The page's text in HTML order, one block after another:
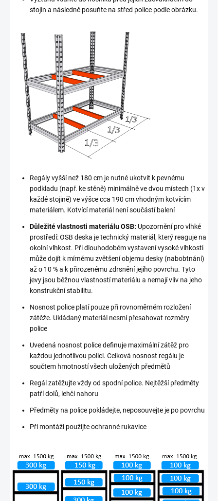
stojin a následně posuňte na střed police podle obrázku.
Regály vyšší než 180 cm je nutné ukotvit k pevnému
podkladu (např. ke stěně) minimálně ve dvou místech (1x v
každé stojině) ve výšce cca 190 cm vhodným kotvícím
materiálem. Kotvící materiál není součástí balení
Důležité vlastnosti materiálu OSB: Upozornění pro vlhké
prostředí: OSB deska je technický materiál, který reaguje na
okolní vlhkost. Při dlouhodobém vystavení vysoké vlhkosti
může dojít k mírnému zvětšení objemu desky (nabobtnání)
až o 10 % a k přirozenému zdrsnění jejího povrchu. Tyto
jevy jsou běžnou vlastností materiálu a nemají vliv na jeho
konstrukční stabilitu.
Nosnost police platí pouze při rovnoměrném rozložení
zátěže. Ukládaný materiál nesmí přesahovat rozměry
police
Uvedená nosnost police definuje maximální zátěž pro
každou jednotlivou polici. Celková nosnost regálu je
součtem hmotností všech uložených předmětů
Regál zatěžujte vždy od spodní police. Nejtěžší předměty
patří dolů, lehčí nahoru
Předměty na police pokládejte, neposouvejte je po povrchu
Při montáži použijte ochranné rukavice